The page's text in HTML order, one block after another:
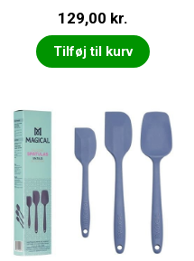
129,00 kr.
Tilføj til kurv